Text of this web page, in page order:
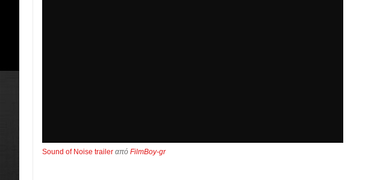
Sound of Noise trailer από FilmBoy-gr